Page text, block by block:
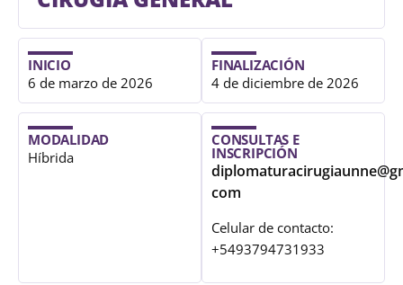
INICIO
6 de marzo de 2026
FINALIZACIÓN
4 de diciembre de 2026
MODALIDAD
Híbrida
CONSULTAS E
INSCRIPCIÓN
com
Celular de contacto:
+5493794731933